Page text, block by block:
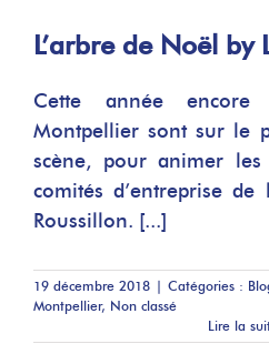
L’arbre de Noël by
Cette année encore
Montpellier sont sur le
scène, pour animer
comités d’entreprise de
Roussillon. [...]
19 décembre 2018 | Catégories :
Montpellier, Non classé
Lire la